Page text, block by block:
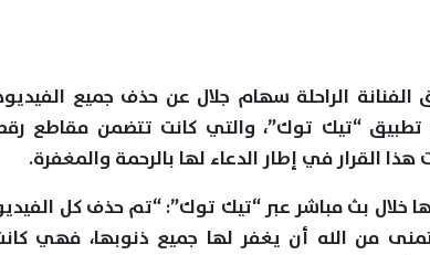
الراحلة سهام جلال عن حذف جميع
تطبيق “تيك توك”، والتي كانت تتضمن مقاطع
هذا القرار في إطار الدعاء لها بالرحمة والمغفرة.
خلال بث مباشر عبر “تيك توك”: “تم حذف كل
من الله أن يغفر لها جميع ذنوبها، فهي